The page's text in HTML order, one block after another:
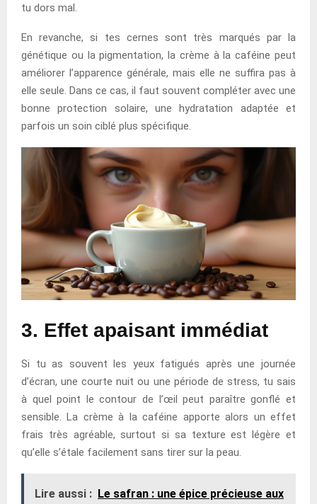
tu dors mal.
En revanche, si tes cernes sont très marqués par la
génétique ou la pigmentation, la crème à la caféine peut
améliorer l’apparence générale, mais elle ne suffira pas à
elle seule. Dans ce cas, il faut souvent compléter avec une
bonne protection solaire, une hydratation adaptée et
parfois un soin ciblé plus spécifique.
3. Effet apaisant immédiat
Si tu as souvent les yeux fatigués après une journée
d’écran, une courte nuit ou une période de stress, tu sais
à quel point le contour de l’œil peut paraître gonflé et
sensible. La crème à la caféine apporte alors un effet
frais très agréable, surtout si sa texture est légère et
qu’elle s’étale facilement sans tirer sur la peau.
Lire aussi : Le safran : une épice précieuse aux